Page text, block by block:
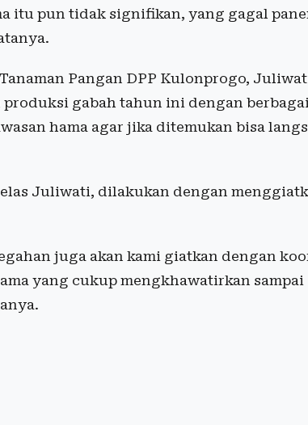
itu pun tidak signifikan, yang gagal
Pangan DPP Kulonprogo,
gabah tahun ini dengan
hama agar jika ditemukan bisa
Juliwati, dilakukan dengan
juga akan kami giatkan dengan
yang cukup mengkhawatirkan sampai